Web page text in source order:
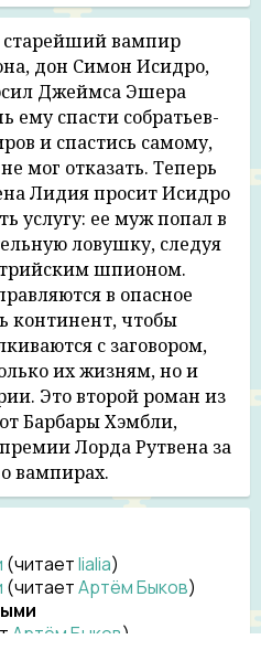
37:15
39:36
28:18
22:41
20:45
27:13
старейший вампир
дон Симон Исидро,
Джеймса Эшера
ему спасти собратьев-
и спастись самому,
мог отказать. Теперь
Лидия просит Исидро
услугу: ее муж попал в
ловушку, следуя
шпионом.
в опасное
континент, чтобы
с заговором,
их жизням, но и
Это второй роман из
Барбары Хэмбли,
Лорда Рутвена за
вампирах.
(читаетlialia)
(читаетАртём Быков)
Артём Быков)